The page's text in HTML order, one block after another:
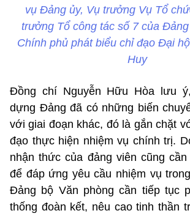
vụ Đảng ủy, Vụ trưởng Vụ Tổ
trưởng Tổ công tác số 7 của
Chính phủ phát biểu chỉ đạo Đại
Huy
Đồng chí Nguyễn Hữu Hòa lưu
dựng Đảng đã có những biến
với giai đoạn khác, đó là gắn chặt
đạo thực hiện nhiệm vụ chính trị.
nhận thức của đảng viên cũng
để đáp ứng yêu cầu nhiệm vụ
Đảng bộ Văn phòng cần tiếp tục
thống đoàn kết, nêu cao tinh thần